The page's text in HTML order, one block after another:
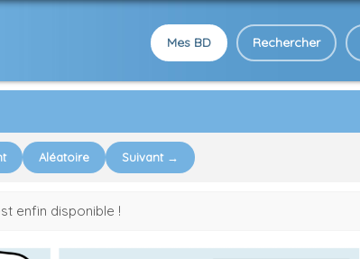
Mes BD Rechercher
Aléatoire Suivant →
enfin disponible !